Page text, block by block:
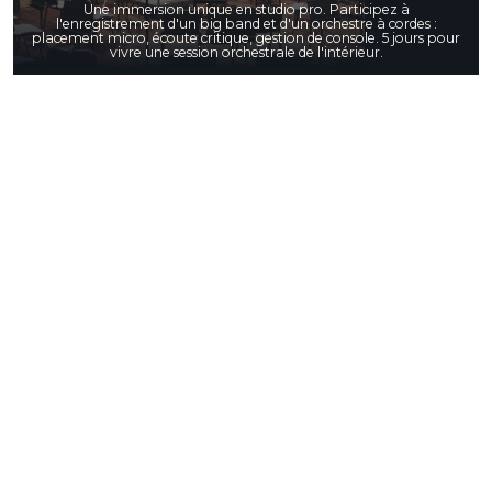
Une immersion unique en studio pro. Participez à
l'enregistrement d'un big band et d'un orchestre à cordes :
placement micro, écoute critique, gestion de console. 5 jours pour
vivre une session orchestrale de l'intérieur.